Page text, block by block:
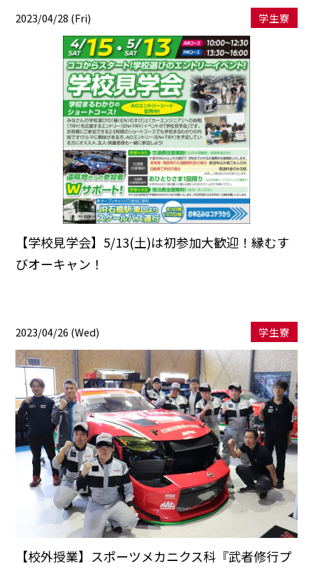
2023/04/28 (Fri) 学生寮
【学校見学会】5/13(土)は初参加大歓迎！縁むす
びオーキャン！
2023/04/26 (Wed) 学生寮
【校外授業】スポーツメカニクス科『武者修行プ